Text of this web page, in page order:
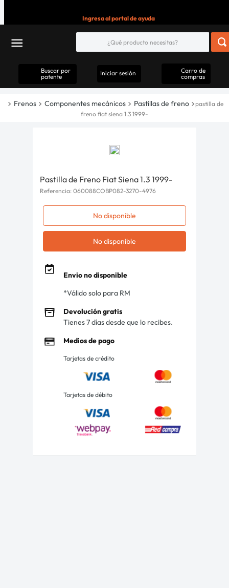
Ingresa al portal de ayuda
Buscar por
patente
Iniciar sesión
Carro de
compras
Frenos Componentes mecánicos Pastillas de freno
pastilla de
freno fiat siena 1.3 1999-
Pastilla de Freno Fiat Siena 1.3 1999-
Referencia: 060088COBP082-3270-4976
No disponible
No disponible
Envio no disponible
*Válido solo para RM
Devolución gratis
Tienes 7 días desde que lo recibes.
Medios de pago
Tarjetas de crédito
Tarjetas de débito